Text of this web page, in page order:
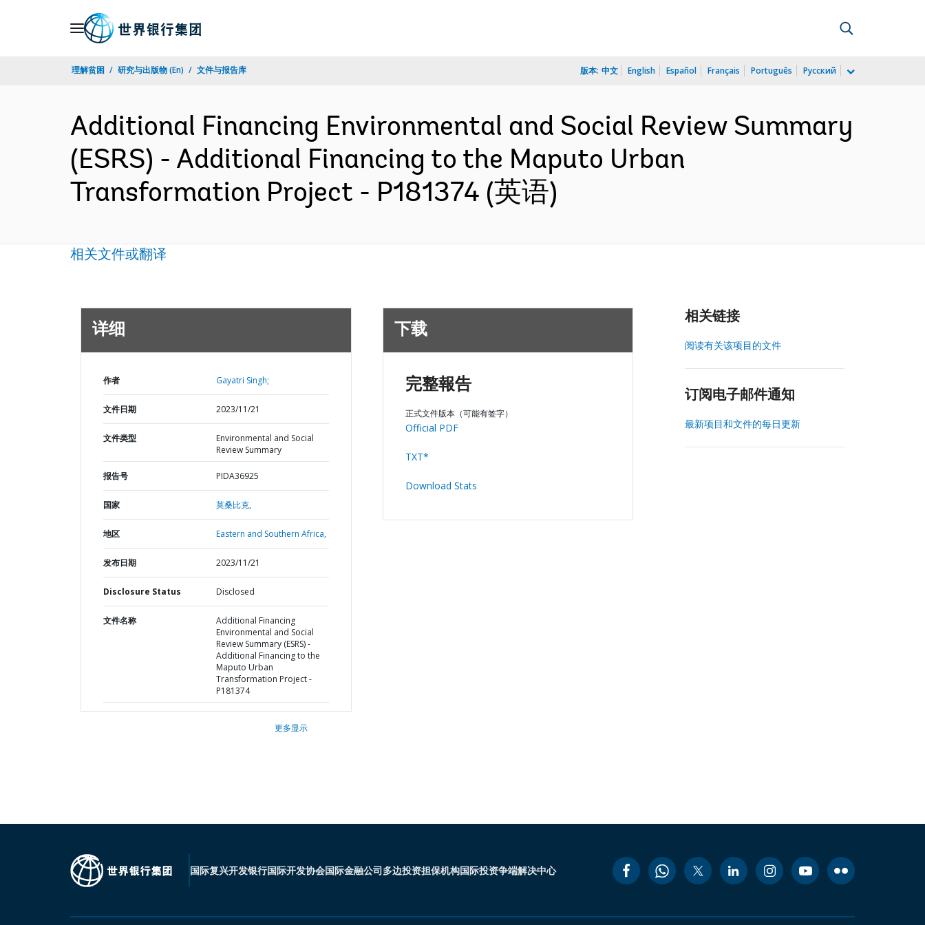
理解贫困 研究与出版物 (En) 文件与报告库 版本: 中文 English Español Français Português Русский
Additional Financing Environmental and Social Review Summary
(ESRS) - Additional Financing to the Maputo Urban
Transformation Project - P181374 (英语)
相关文件或翻译
详细
作者 Gayatri Singh;
文件日期 2023/11/21
文件类型
Environmental and Social
Review Summary
报告号 PIDA36925
国家 莫桑比克,
地区 Eastern and Southern Africa,
发布日期 2023/11/21
Disclosure Status Disclosed
文件名称
Additional Financing
Environmental and Social
Review Summary (ESRS) -
Additional Financing to the
Maputo Urban
Transformation Project -
P181374
更多显示
下载
完整報告
正式文件版本（可能有签字）
Official PDF
TXT*
Download Stats
相关链接
阅读有关该项目的文件
订阅电子邮件通知
最新项目和文件的每日更新
国际复兴开发银行国际开发协会国际金融公司多边投资担保机构国际投资争端解决中心